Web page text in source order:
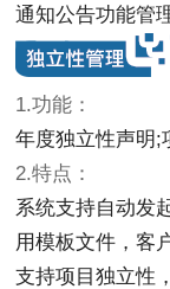
通知公告功能管
1.功能：
年度独立性声明;
2.特点：
系统支持自动发
用模板文件，客
支持项目独立性